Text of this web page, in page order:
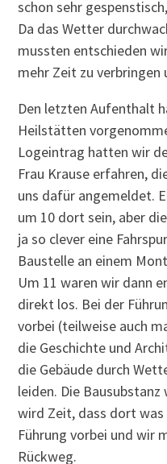
schon sehr
Da das Wetter
mussten entschieden
mehr Zeit zu verbringen
Den letzten Aufenthalt
Heilstätten
Logeintrag hatten wir
Frau Krause erfahren,
uns dafür angemeldet.
um 10 dort sein, aber
ja so clever eine
Baustelle an einem
Um 11 waren wir dann
direkt los. Bei der
vorbei (teilweise auch
die Geschichte und
die Gebäude durch
leiden. Die Bausubstanz
wird Zeit, dass dort
Führung vorbei und wir
Rückweg.